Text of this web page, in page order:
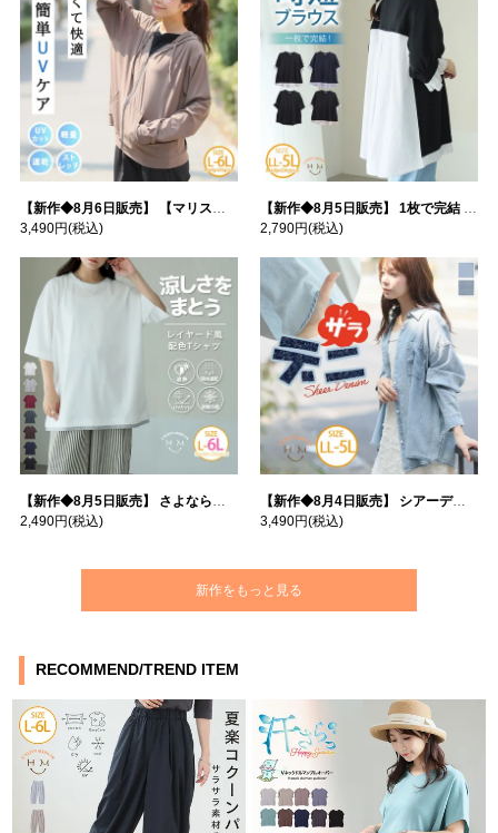
【新作◆8月6日販売】 【マリスポーツ】 運動初心者さんのための フード付き パーカー | 大きいサイズの通販ならハッピーマリリン
3,490円(税込)
【新作◆8月5日販売】 1枚で完結 袖口＆バック フハク使い トップス | 大きいサイズの通販ならハッピーマリリン
2,790円(税込)
【新作◆8月5日販売】 さよなら猛暑 涼しさを着る 遮熱 接触冷感 吸水・速乾 五分袖 コンフォートメッシュ 配色レイヤード 風ゆる Tシャツ | 大きいサイズの通販ならハッピーマリリン
2,490円(税込)
【新作◆8月4日販売】 シアーデニムで お洒落に肌隠し | 大きいサイズの通販ならハッピーマリリン
3,490円(税込)
新作をもっと見る
RECOMMEND/TREND ITEM